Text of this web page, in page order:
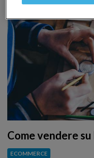
Come vendere su
ECOMMERCE